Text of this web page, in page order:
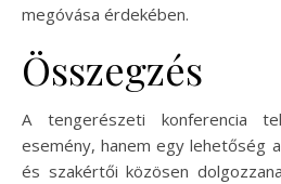
megóvása érdekében.
Összegzés
A tengerészeti konferencia
esemény, hanem egy lehetőség
és szakértői közösen